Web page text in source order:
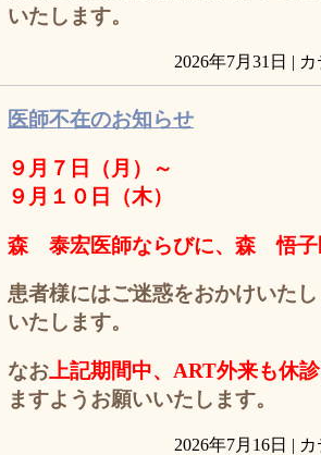
いたします。
2026年7月31日 |
医師不在のお知らせ
９ 月７ 日（月）～
９月１０日（木）
森 泰宏医師ならびに、森 悟子
患者様にはご迷惑をおかけいたし
いたします。
なお上記期間中、ART外来も休診
ますようお願いいたします。
2026年7月16日 |